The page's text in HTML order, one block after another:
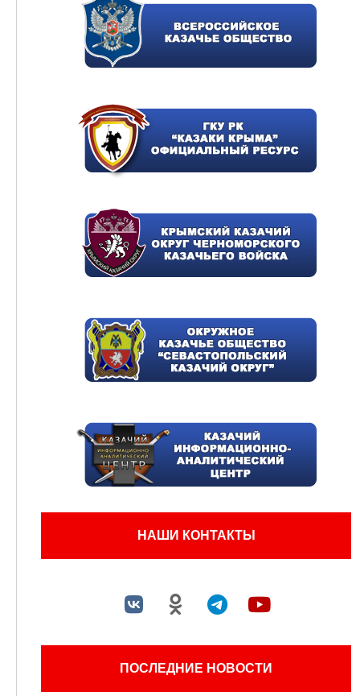
НАШИ КОНТАКТЫ
ПОСЛЕДНИЕ НОВОСТИ